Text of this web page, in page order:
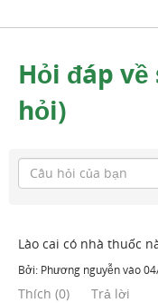
Hỏi đáp về
hỏi)
Lào cai có nhà thuốc
Bởi: Phương nguyễnvào
Thích (0) Trả lời